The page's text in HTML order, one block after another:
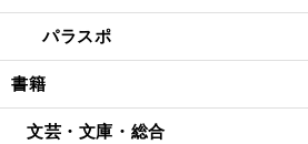
パラスポ
書籍
文芸・文庫・総合